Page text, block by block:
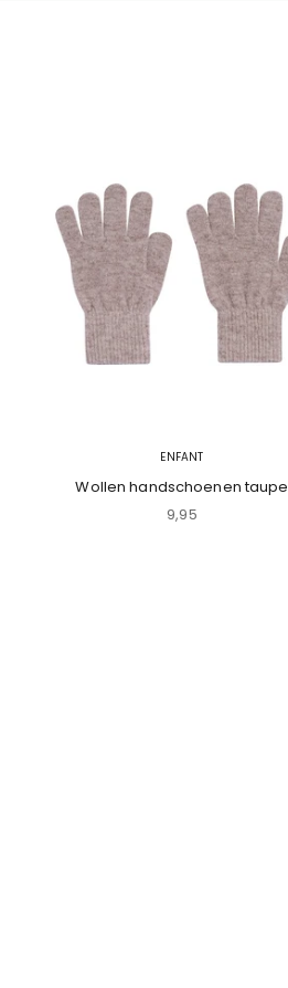
ENFANT
Wollen handschoenen taupe
Aanbiedingsprijs
9,95